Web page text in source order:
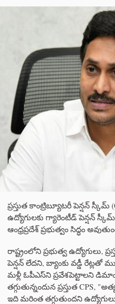
ప్రస్తుత కాంట్రిబ్యూటరీ పెన్షన్ స్కీమ్
ఉద్యోగులకు గ్యారెంటీడ్ పెన్షన్
ఆంధ్రప్రదేశ్ ప్రభుత్వం సిద్ధం
రాష్ట్రంలోని ప్రభుత్వ ఉద్యోగులు,
పెన్షన్‌ లేదని, బ్యాంకు వడ్డీ రేట్లతో
మళ్లీ ఓపీఎస్‌ని ప్రవేశపెట్టాలని డిమాండ్‌
తగ్గుతున్నందున ప్రస్తుత CPS,
ఇది మరింత తగ్గుతుందని